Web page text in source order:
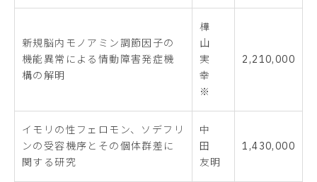
新規脳内モノアミン調節因子の
機能異常による情動障害発症機
構の解明
樺
山
実
幸
※
2,210,000
イモリの性フェロモン、ソデフリ
ンの受容機序とその個体群差に
関する研究
中
田
友明
1,430,000